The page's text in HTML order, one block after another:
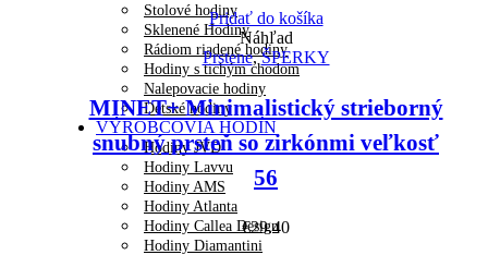
Stolové hodiny
Sklenené Hodiny
Rádiom riadené hodiny
Hodiny s tichým chodom
Nalepovacie hodiny
Detské hodiny
VÝROBCOVIA HODÍN
Hodiny JVD
Hodiny Lavvu
Hodiny AMS
Hodiny Atlanta
Hodiny Callea Design
Hodiny Diamantini
Pridať do košíka
Náhľad
Prstene,ŠPERKY
MINET+ Minimalistický strieborný
snubný prsteň so zirkónmi veľkosť
56
€29.40